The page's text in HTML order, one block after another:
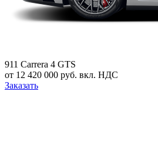
911 Carrera 4 GTS
от 12 420 000 руб. вкл. НДС
Заказать